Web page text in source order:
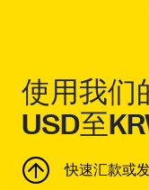
使用我们
USD至
快速汇款或